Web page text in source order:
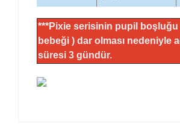
***Pixie serisinin pupil boşluğu
bebeği ) dar olması nedeniyle
süresi 3 gündür.